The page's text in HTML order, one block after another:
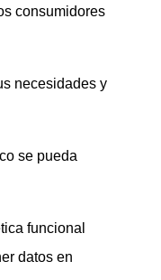
consumidores
necesidades y
se pueda
funcional
datos en